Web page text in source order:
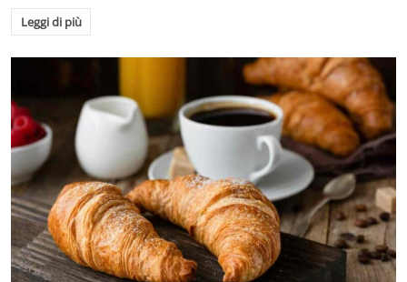
Leggi di più